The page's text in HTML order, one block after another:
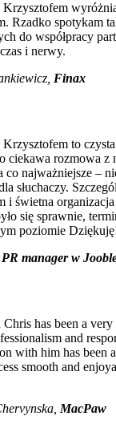
Krzysztofem
Rzadko spotykam
do współpracy
i nerwy.
Finax
Krzysztofem to
ciekawa rozmowa z
co najważniejsze –
słuchaczy.
i świetna
się sprawnie,
poziomie
PR manager w
has been a very
and
with him has been
smooth and
MacPaw